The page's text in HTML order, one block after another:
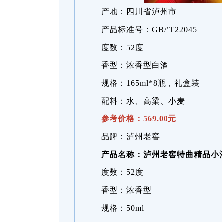
产地：四川省泸州市
产品标准号：GB/’T22045
度数：52度
香型：浓香型白酒
规格：165ml*8瓶，礼盒装
配料：水、高梁、小麦
参考价格：569.00元
品牌：泸州老窖
产品名称：泸州老窖特曲精品小
度数：52度
香型：浓香型
规格：50ml